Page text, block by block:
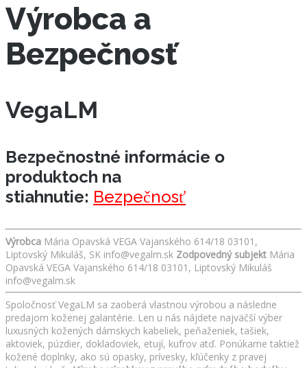
Výrobca a
Bezpečnosť
VegaLM
Bezpečnostné informácie o
produktoch na
stiahnutie: Bezpečnosť
Výrobca Mária Opavská VEGA Vajanského 614/18 03101,
Liptovský Mikuláš, SK info@vegalm.sk Zodpovedný subjekt Mária
Opavská VEGA Vajanského 614/18 03101, Liptovský Mikuláš
info@vegalm.sk
Spoločnosť VegaLM sa zaoberá vlastnou výrobou a následne
predajom koženej galantérie. Len u nás nájdete najväčší výber
luxusných kožených dámskych kabeliek, peňaženiek, tašiek,
aktoviek, púzdier, dokladoviek, etují, kufrov atď. Ponúkame taktiež
kožené doplnky, ako sú opasky, prívesky, kľúčenky z pravej